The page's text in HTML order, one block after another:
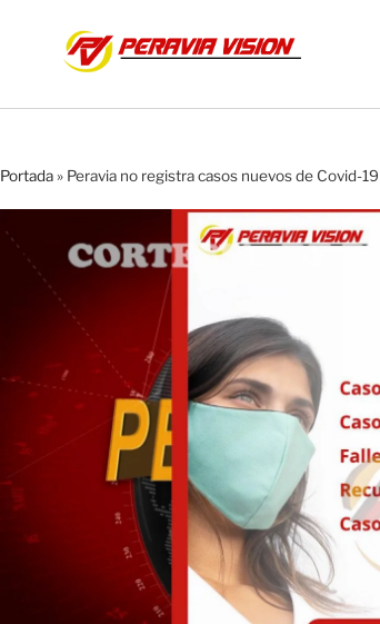
Portada» Peravia no registra casos nuevos de Covid-